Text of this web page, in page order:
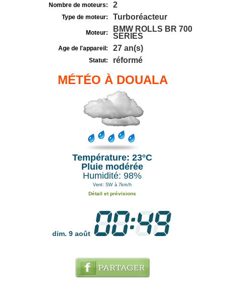
Nombre de moteurs: 2
Type de moteur: Turboréacteur
Moteur:
BMW ROLLS BR 700
SERIES
Age de l'appareil: 27 an(s)
Statut: réformé
MÉTÉO À DOUALA
Température: 23°C
Pluie modérée
Humidité: 98%
Vent: SW à 7km/h
Détail et prévisions
dim. 9 août